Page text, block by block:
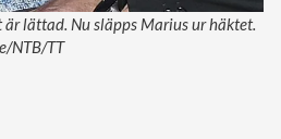
lättad. Nu släpps Marius ur häktet.
NTB/TT